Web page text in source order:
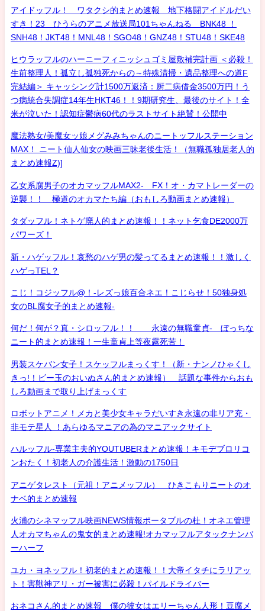
アイドッフル！ ワタクシ的まとめ速報 地下格闘アイドルだい
すき！23 ひうらのアニメ放送局101ちゃんねる BNK48 ！
SNH48！JKT48！MNL48！SGO48！GNZ48！STU48！SKE48
ヒウラッフルのハーニーフィニッシュゴミ屋敷補完計画 ＜必殺！
生前整理人！孤立し孤独死からの～特殊清掃・遺品整理への道F
完結編＞ キャッシング計1500万返済：厨二病借金3500万円！う
つ病統合失調症14年生HKT46！！9期研究生、最後のサイト！全
米が泣いた！認知症鬱病60代のラストサイト絶賛！公開中
魔法熟女/美魔女ッ娘メグみみちゃんのニートッフルステーション
MAX！ ニート仙人仙女の映画三昧老後生活！（無職孤独居老人的
まとめ速報Z)]
乙女系腐男子のオカマッフルMAX2- FX！オ・カマトレーダーの
逆襲！！ 極道のオカマたち編（おもしろ動画まとめ速報）
タダッフル！ネトゲ廃人的まとめ速報！！ネット乞食DE2000万
パワーズ！
新・ハゲッフル！哀愁のハゲ男の髪ってるまとめ速報！！激しく
ハゲっTEL？
こじ！コジッフル@！-レズっ娘百合ネエ！こじらせ！50独身処
女のBL腐女子的まとめ速報-
何だ！何が？真・シロッフル！！ 永遠の無職童貞- ぼっちな
ニート的まとめ速報！一生童貞上等夜露死苦！
男装スケバン女子！スケッフルまっくす！（新・ナンノひゃくし
きっ!！ビー玉のおいぬさん的まとめ速報） 話題な事件からおも
しろ動画まで取り上げまっくす
ロボットアニメ！メカと美少女キャラだいすき永遠の非リア充・
非モテ星人 ！あらゆるマニアの為のマニアックサイト
ハルッフル-専業主夫的YOUTUBERまとめ速報！キモデブロリコ
ンおたく！初老人の介護生活！激動の1750日
アニゲタレスト（元祖！アニメッフル） ひきこもりニートのオ
ナベ的まとめ速報
火浦のシネマッフル映画NEWS情報ポータブルの杜！オネエ管理
人オカマちゃんの鬼女的まとめ速報!オカマッフルアタックナンバ
ーハーフ
ユカ・ヨネッフル！初老的まとめ速報！！大帝イタチにラリアッ
ト！害獣神アリ・ガー被害に必殺！パイルドライバー
おネコさん的まとめ速報 僕の彼女はエリーちゃん人形！豆腐メ